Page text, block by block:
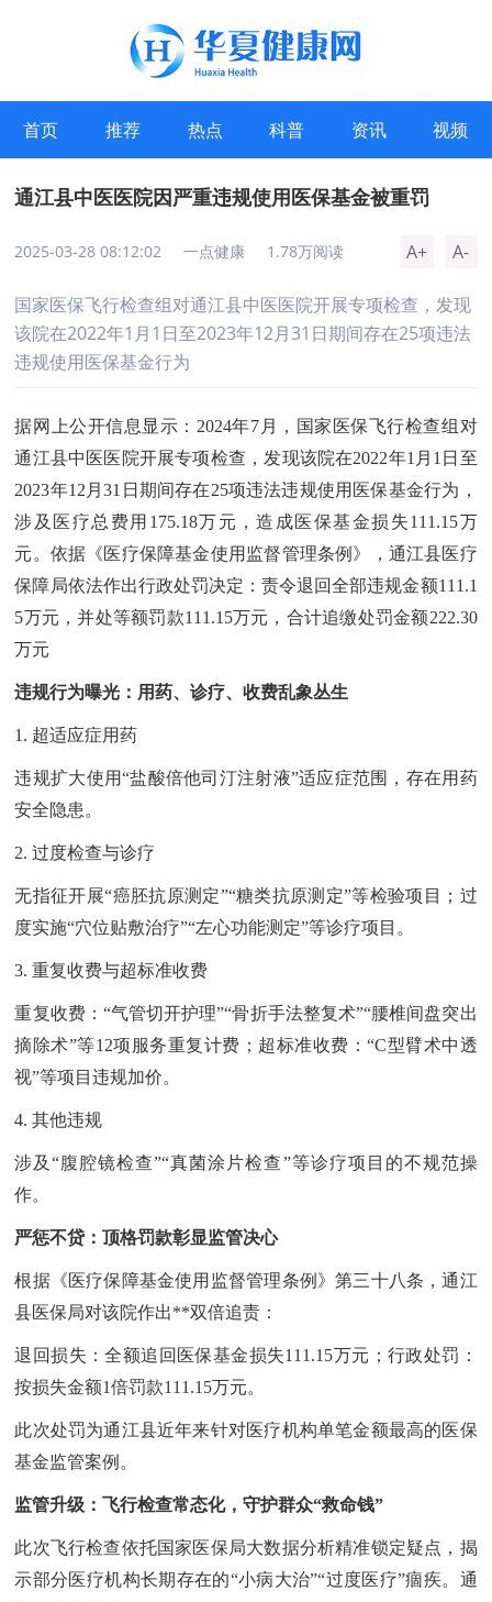
首页 推荐 热点 科普 资讯 视频
通江县中医医院因严重违规使用医保基金被重罚
2025-03-28 08:12:02 一点健康 1.78万阅读 A+ A-
国家医保飞行检查组对通江县中医医院开展专项检查，发现
该院在2022年1月1日至2023年12月31日期间存在25项违法
违规使用医保基金行为
据网上公开信息显示：2024年7月，国家医保飞行检查组对
通江县中医医院开展专项检查，发现该院在2022年1月1日至
2023年12月31日期间存在25项违法违规使用医保基金行为，
涉及医疗总费用175.18万元，造成医保基金损失111.15万
元。依据《医疗保障基金使用监督管理条例》，通江县医疗
保障局依法作出行政处罚决定：责令退回全部违规金额111.1
5万元，并处等额罚款111.15万元，合计追缴处罚金额222.30
万元
违规行为曝光：用药、诊疗、收费乱象丛生
1. 超适应症用药
违规扩大使用“盐酸倍他司汀注射液”适应症范围，存在用药
安全隐患。
2. 过度检查与诊疗
无指征开展“癌胚抗原测定”“糖类抗原测定”等检验项目；过
度实施“穴位贴敷治疗”“左心功能测定”等诊疗项目。
3. 重复收费与超标准收费
重复收费：“气管切开护理”“骨折手法整复术”“腰椎间盘突出
摘除术”等12项服务重复计费；超标准收费：“C型臂术中透
视”等项目违规加价。
4. 其他违规
涉及“腹腔镜检查”“真菌涂片检查”等诊疗项目的不规范操
作。
严惩不贷：顶格罚款彰显监管决心
根据《医疗保障基金使用监督管理条例》第三十八条，通江
县医保局对该院作出**双倍追责：
退回损失：全额追回医保基金损失111.15万元；行政处罚：
按损失金额1倍罚款111.15万元。
此次处罚为通江县近年来针对医疗机构单笔金额最高的医保
基金监管案例。
监管升级：飞行检查常态化，守护群众“救命钱”
此次飞行检查依托国家医保局大数据分析精准锁定疑点，揭
示部分医疗机构长期存在的“小病大治”“过度医疗”痼疾。通